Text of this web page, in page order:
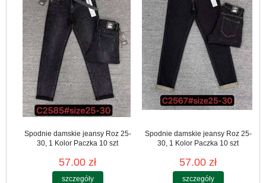
Spodnie damskie jeansy Roz 25-
30, 1 Kolor Paczka 10 szt
57.00 zł
szczegóły
Spodnie damskie jeansy Roz 25-
30, 1 Kolor Paczka 10 szt
57.00 zł
szczegóły